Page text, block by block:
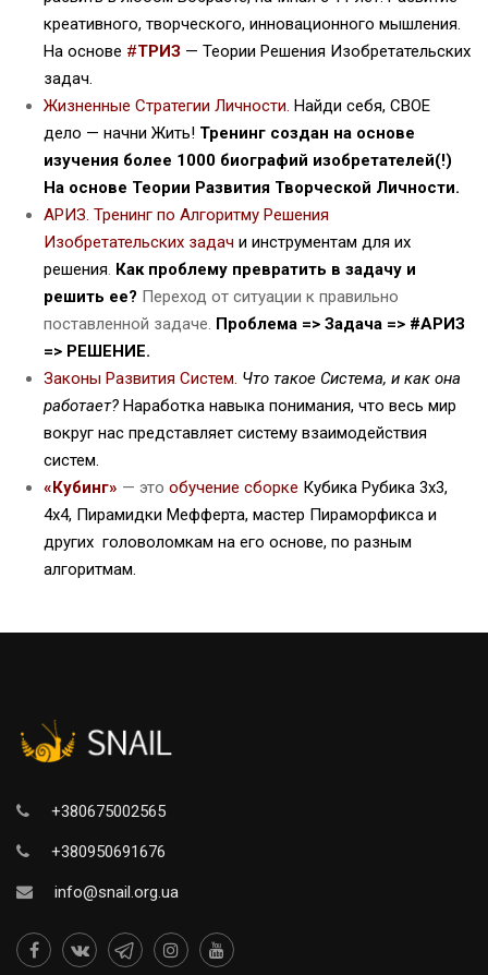
креативного, творческого, инновационного мышления.
На основе #ТРИЗ — Теории Решения Изобретательских
задач.
Жизненные Стратегии Личности. Найди себя, СВОЕ
дело — начни Жить! Тренинг создан на основе
изучения более 1000 биографий изобретателей(!)
На основе Теории Развития Творческой Личности.
АРИЗ. Тренинг по Алгоритму Решения
Изобретательских задач и инструментам для их
решения. Как проблему превратить в задачу и
решить ее? Переход от ситуации к правильно
поставленной задаче. Проблема => Задача => #АРИЗ
=> РЕШЕНИЕ.
Законы Развития Систем. Что такое Система, и как она
работает? Наработка навыка понимания, что весь мир
вокруг нас представляет систему взаимодействия
систем.
«Кубинг» — это обучение сборке Кубика Рубика 3х3,
4х4, Пирамидки Мефферта, мастер Пираморфикса и
других головоломкам на его основе, по разным
алгоритмам.
+380675002565
+380950691676
info@snail.org.ua